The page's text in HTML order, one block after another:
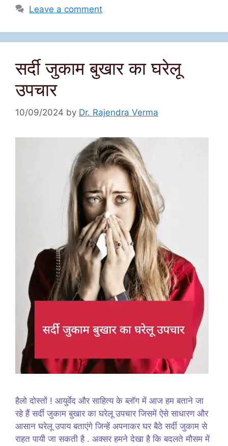
Leave a comment
सर्दी जुकाम बुखार का घरेलू
उपचार
10/09/2024 by Dr. Rajendra Verma
हैलो दोस्तों ! आयुर्वेद और साहित्य के ब्लॉग में आज हम बताने जा
रहे हैं सर्दी जुकाम बुखार का घरेलू उपचार जिसमें ऐसे साधारण और
आसान घरेलू उपाय बताएंगे जिन्हें अपनाकर घर बैठे सर्दी जुकाम से
राहत पायी जा सकती है . अक्सर हमने देखा है कि बदलते मौसम में